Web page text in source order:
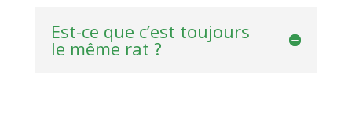
Est-ce que c’est toujours
le même rat ?